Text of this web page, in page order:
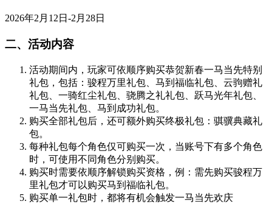
2026年2月12日-2月28日
二、活动内容
活动期间内，玩家可依顺序购买恭贺新春一马当先特别
礼包，包括：骏程万里礼包、马到福临礼包、云驹赠礼
礼包、一骑红尘礼包、骁腾之礼礼包、跃马光年礼包、
一马当先礼包、马到成功礼包。
购买全部礼包后，还可额外购买终极礼包：骐骥典藏礼
包。
每种礼包每个角色仅可购买一次，当账号下有多个角色
时，可使用不同角色分别购买。
购买时需要依顺序解锁购买资格，例：需先购买骏程万
里礼包才可以购买马到福临礼包。
购买单一礼包时，都将有机会触发一马当先欢庆